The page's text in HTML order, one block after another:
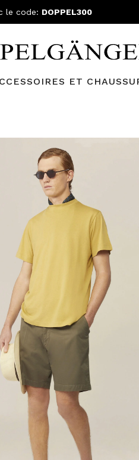
le code: DOPPEL300
ET